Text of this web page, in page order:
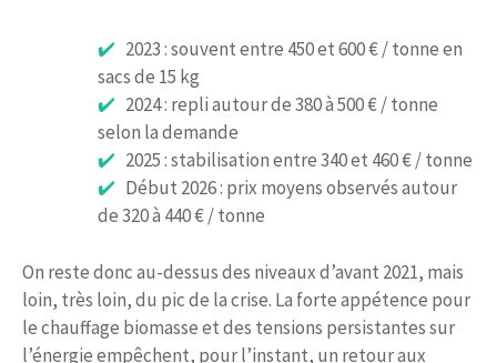
2023 : souvent entre 450 et 600 € / tonne en
sacs de 15 kg
2024 : repli autour de 380 à 500 € / tonne
selon la demande
2025 : stabilisation entre 340 et 460 € / tonne
Début 2026 : prix moyens observés autour
de 320 à 440 € / tonne
On reste donc au-dessus des niveaux d’avant 2021, mais
loin, très loin, du pic de la crise. La forte appétence pour
le chauffage biomasse et des tensions persistantes sur
l’énergie empêchent, pour l’instant, un retour aux